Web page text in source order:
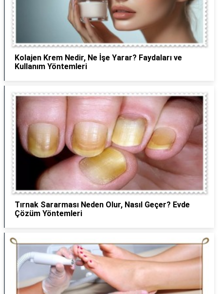
Kolajen Krem Nedir, Ne İşe Yarar? Faydaları ve
Kullanım Yöntemleri
Tırnak Sararması Neden Olur, Nasıl Geçer? Evde
Çözüm Yöntemleri